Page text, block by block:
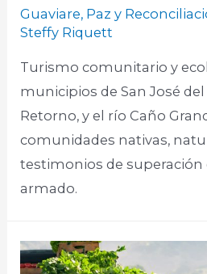
Guaviare, Paz y
Steffy Riquett
Turismo comunitario y
municipios de San José del
Retorno, y el río Caño
comunidades nativas,
testimonios de superación
armado. ​